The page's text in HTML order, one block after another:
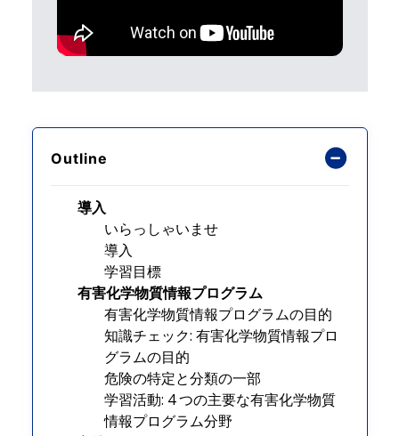
Outline
導入
いらっしゃいませ
導入
学習目標
有害化学物質情報プログラム
有害化学物質情報プログラムの目的
知識チェック: 有害化学物質情報プロ
グラムの目的
危険の特定と分類の一部
学習活動: 4 つの主要な有害化学物質
情報プログラム分野